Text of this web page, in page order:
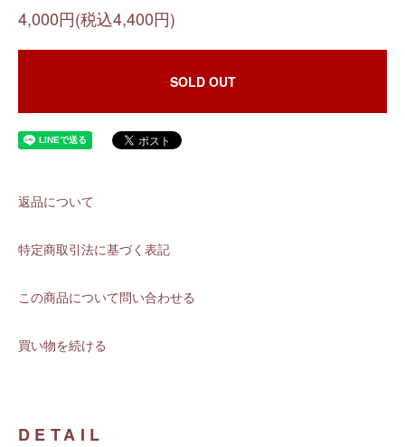
4,000円(税込4,400円)
SOLD OUT
返品について
特定商取引法に基づく表記
この商品について問い合わせる
買い物を続ける
DETAIL